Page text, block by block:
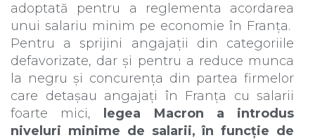
adoptată pentru a reglementa acordarea
unui salariu minim pe economie în Franța.
Pentru a sprijini angajații din categoriile
defavorizate, dar și pentru a reduce munca
la negru și concurența din partea firmelor
care detașau angajați în Franța cu salarii
foarte mici,
legea Macron a introdus
niveluri minime de salarii, în funcție de